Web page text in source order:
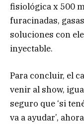
fisiológica x 500
furacinadas,
soluciones con
inyectable.
Para concluir, el
venir al show,
seguro que ‘si
va a ayudar’,